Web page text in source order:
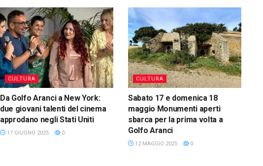
CULTURA
Da Golfo Aranci a New York:
due giovani talenti del cinema
approdano negli Stati Uniti
17 GIUGNO 2025 0
CULTURA
Sabato 17 e domenica 18
maggio Monumenti aperti
sbarca per la prima volta a
Golfo Aranci
12 MAGGIO 2025 0